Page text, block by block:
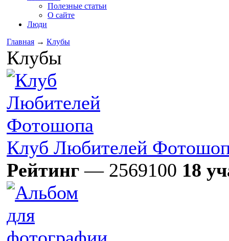
Полезные статьи
О сайте
Люди
Главная → Клубы
Клубы
Клуб Любителей
Рейтинг — 2569100 18